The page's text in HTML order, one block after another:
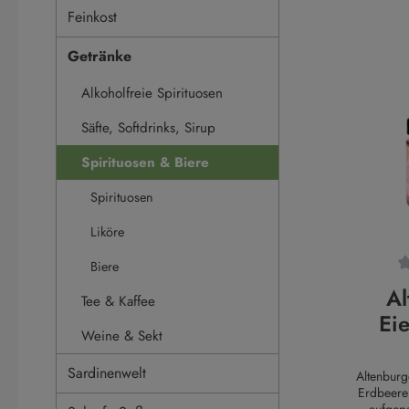
Feinkost
Getränke
Alkoholfreie Spirituosen
Säfte, Softdrinks, Sirup
Spirituosen & Biere
Spirituosen
Liköre
Biere
Tee & Kaffee
Weine & Sekt
Sardinenwelt